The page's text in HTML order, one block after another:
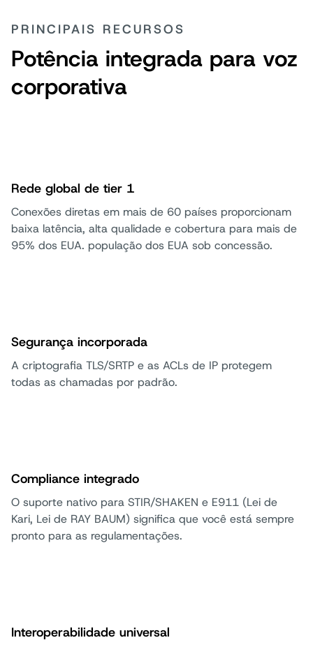
PRINCIPAIS RECURSOS
Potência integrada para voz
corporativa
Rede global de tier 1
Conexões diretas em mais de 60 países proporcionam
baixa latência, alta qualidade e cobertura para mais de
95% dos EUA. população dos EUA sob concessão.
Segurança incorporada
A criptografia TLS/SRTP e as ACLs de IP protegem
todas as chamadas por padrão.
Compliance integrado
O suporte nativo para STIR/SHAKEN e E911 (Lei de
Kari, Lei de RAY BAUM) significa que você está sempre
pronto para as regulamentações.
Interoperabilidade universal